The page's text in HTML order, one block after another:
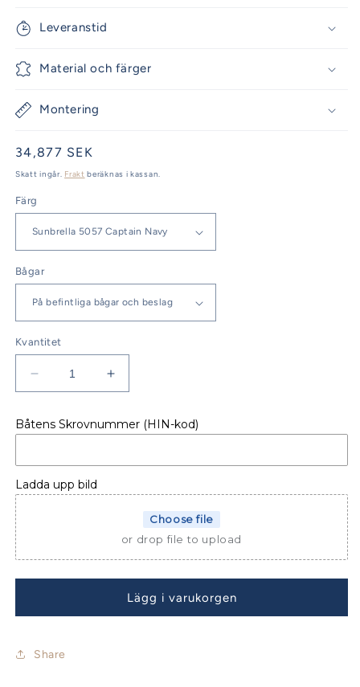
Leveranstid
Material och färger
Montering
Ordinarie
pris
34,877 SEK
Skatt ingår. Frakt beräknas i kassan.
Färg
Bågar
Kvantitet
Minska
kvantitet
Jeanneau
Odyssey
44i
Sprayhood
Öka
kvantitet
Jeanneau
Odyssey
Sprayhood
Båtens Skrovnummer (HIN-kod)
Ladda upp bild
Choose file
or drop file to upload
Lägg i varukorgen
Share